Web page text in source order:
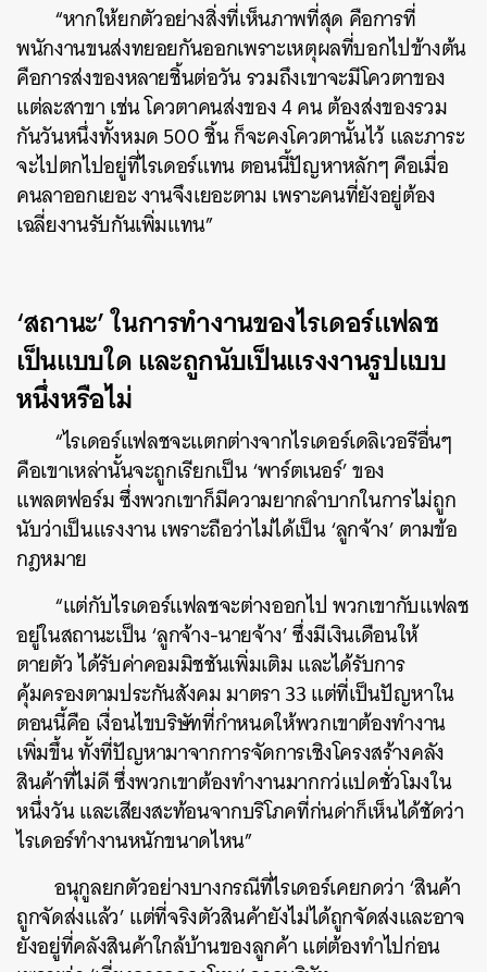
“หากให้ยกตัวอย่างสิ่งที่เห็นภาพที่สุด คือการที่
พนักงานขนส่งทยอยกันออกเพราะเหตุผลที่บอกไปข้างต้น
คือการส่งของหลายชิ้นต่อวัน รวมถึงเขาจะมีโควตาของ
แต่ละสาขา เช่น โควตาคนส่งของ 4 คน ต้องส่งของรวม
กันวันหนึ่งทั้งหมด 500 ชิ้น ก็จะคงโควตานั้นไว้ และภาระ
จะไปตกไปอยู่ที่ไรเดอร์แทน ตอนนี้ปัญหาหลักๆ คือเมื่อ
คนลาออกเยอะ งานจึงเยอะตาม เพราะคนที่ยังอยู่ต้อง
เฉลี่ยงานรับกันเพิ่มแทน”
‘สถานะ’ ในการทำงานของไรเดอร์แฟลช
เป็นแบบใด และถูกนับเป็นแรงงานรูปแบบ
หนึ่งหรือไม่
“ไรเดอร์แฟลชจะแตกต่างจากไรเดอร์เดลิเวอรีอื่นๆ
คือเขาเหล่านั้นจะถูกเรียกเป็น ‘พาร์ตเนอร์’ ของ
แพลตฟอร์ม ซึ่งพวกเขาก็มีความยากลำบากในการไม่ถูก
นับว่าเป็นแรงงาน เพราะถือว่าไม่ได้เป็น ‘ลูกจ้าง’ ตามข้อ
กฎหมาย
“แต่กับไรเดอร์แฟลชจะต่างออกไป พวกเขากับแฟลช
อยู่ในสถานะเป็น ‘ลูกจ้าง-นายจ้าง’ ซึ่งมีเงินเดือนให้
ตายตัว ได้รับค่าคอมมิชชันเพิ่มเติม และได้รับการ
คุ้มครองตามประกันสังคม มาตรา 33 แต่ที่เป็นปัญหาใน
ตอนนี้คือ เงื่อนไขบริษัทที่กำหนดให้พวกเขาต้องทำงาน
เพิ่มขึ้น ทั้งที่ปัญหามาจากการจัดการเชิงโครงสร้างคลัง
สินค้าที่ไม่ดี ซึ่งพวกเขาต้องทำงานมากกว่แปดชั่วโมงใน
หนึ่งวัน และเสียงสะท้อนจากบริโภคที่ก่นด่าก็เห็นได้ชัดว่า
ไรเดอร์ทำงานหนักขนาดไหน”
อนุกูลยกตัวอย่างบางกรณีที่ไรเดอร์เคยกดว่า ‘สินค้า
ถูกจัดส่งแล้ว’ แต่ที่จริงตัวสินค้ายังไม่ได้ถูกจัดส่งและอาจ
ยังอยู่ที่คลังสินค้าใกล้บ้านของลูกค้า แต่ต้องทำไปก่อน